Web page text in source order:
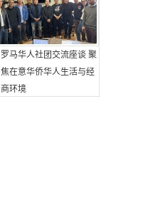
罗马华人社团交流座谈 聚
焦在意华侨华人生活与经
商环境